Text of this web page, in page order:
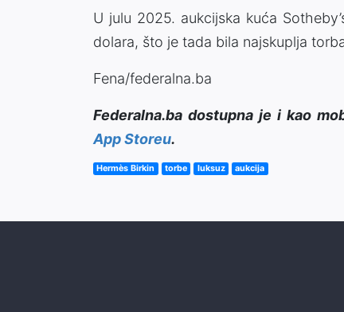
U julu 2025. aukcijska kuća
dolara, što je tada bila najskuplja
Fena/federalna.ba
Federalna.ba dostupna je i kao
App Storeu.
Hermès Birkin torbe luksuz aukcija